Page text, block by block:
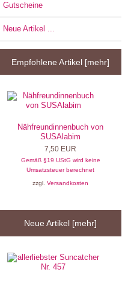
Gutscheine
Neue Artikel ...
Empfohlene Artikel [mehr]
Nähfreundinnenbuch von
SUSAlabim
7,50 EUR
Gemäß §19 UStG wird keine
Umsatzsteuer berechnet
zzgl.Versandkosten
Neue Artikel [mehr]